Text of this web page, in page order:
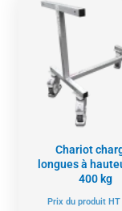
Chariot
longues à
400 kg
Prix du produit